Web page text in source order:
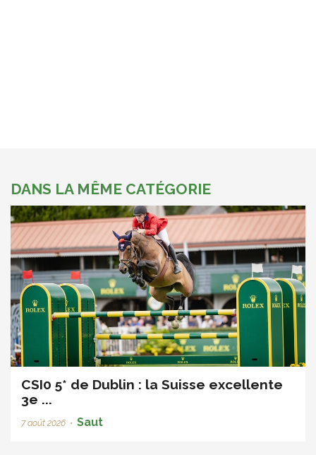
DANS LA MÊME CATÉGORIE
CSI0 5* de Dublin : la Suisse excellente
3e ...
7 août 2026 • Saut